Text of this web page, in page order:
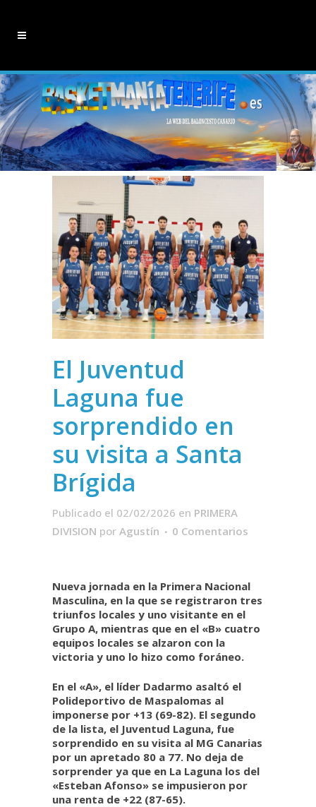
El Juventud
Laguna fue
sorprendido en
su visita a Santa
Brígida
Publicado el 02/02/2026 en PRIMERA
DIVISION por Agustín 0 Comentarios
Nueva jornada en la Primera Nacional
Masculina, en la que se registraron tres
triunfos locales y uno visitante en el
Grupo A, mientras que en el «B» cuatro
equipos locales se alzaron con la
victoria y uno lo hizo como foráneo.
En el «A», el líder Dadarmo asaltó el
Polideportivo de Maspalomas al
imponerse por +13 (69-82). El segundo
de la lista, el Juventud Laguna, fue
sorprendido en su visita al MG Canarias
por un apretado 80 a 77. No deja de
sorprender ya que en La Laguna los del
«Esteban Afonso» se impusieron por
una renta de +22 (87-65).